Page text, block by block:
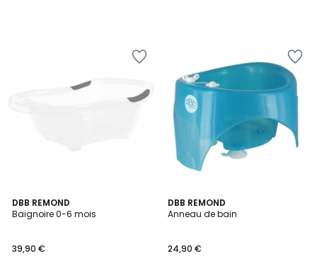
DBB REMOND
Baignoire 0-6 mois
39,90 €
DBB REMOND
Anneau de bain
24,90 €